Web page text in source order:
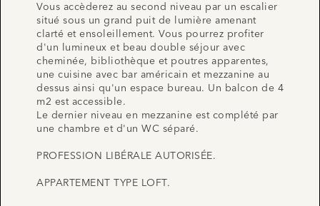
Vous accèderez au second niveau par un escalier
situé sous un grand puit de lumière amenant
clarté et ensoleillement. Vous pourrez profiter
d'un lumineux et beau double séjour avec
cheminée, bibliothèque et poutres apparentes,
une cuisine avec bar américain et mezzanine au
dessus ainsi qu'un espace bureau. Un balcon de 4
m2 est accessible.
Le dernier niveau en mezzanine est complété par
une chambre et d'un WC séparé.
PROFESSION LIBÉRALE AUTORISÉE.
APPARTEMENT TYPE LOFT.